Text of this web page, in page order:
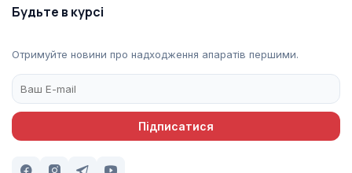
Будьте в курсі
Отримуйте новини про надходження апаратів першими.
Підписатися